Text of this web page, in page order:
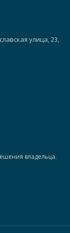
улица, 23,
владельца.